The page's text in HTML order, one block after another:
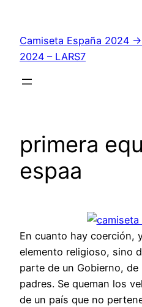
contenido
Camiseta España 2024
2024 – LARS7
primera
espaa
En cuanto hay coerción,
elemento religioso, sino
parte de un Gobierno,
padres. Se queman los
de un país que no